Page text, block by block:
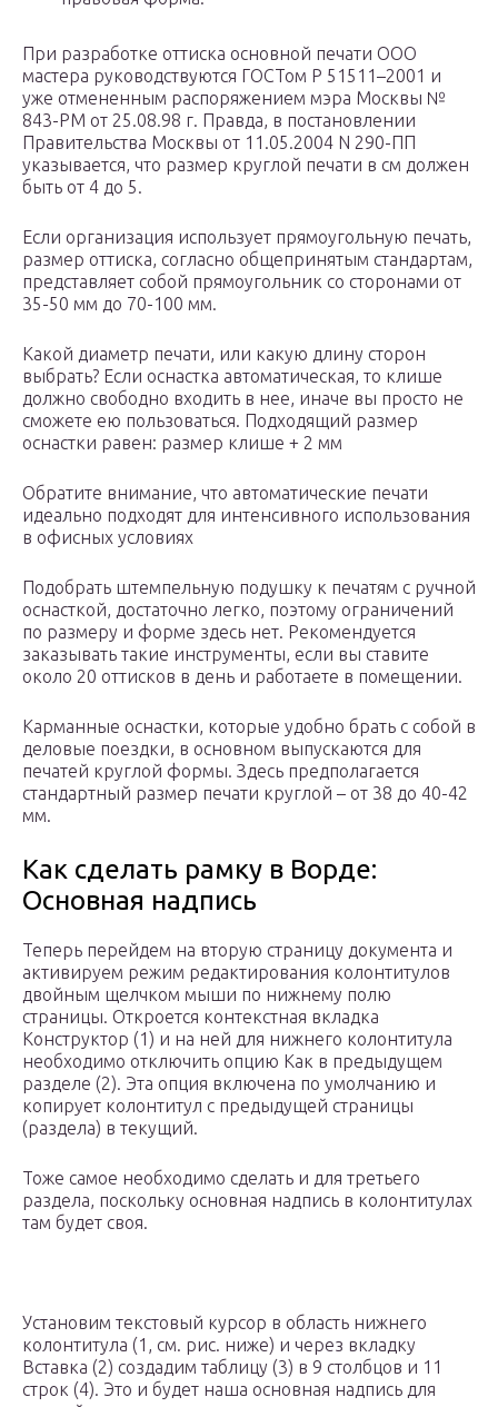
При разработке оттиска основной печати ООО
мастера руководствуются ГОСТом Р 51511–2001 и
уже отмененным распоряжением мэра Москвы №
843-РМ от 25.08.98 г. Правда, в постановлении
Правительства Москвы от 11.05.2004 N 290-ПП
указывается, что размер круглой печати в см должен
быть от 4 до 5.
Если организация использует прямоугольную печать,
размер оттиска, согласно общепринятым стандартам,
представляет собой прямоугольник со сторонами от
35-50 мм до 70-100 мм.
Какой диаметр печати, или какую длину сторон
выбрать? Если оснастка автоматическая, то клише
должно свободно входить в нее, иначе вы просто не
сможете ею пользоваться. Подходящий размер
оснастки равен: размер клише + 2 мм
Обратите внимание, что автоматические печати
идеально подходят для интенсивного использования
в офисных условиях
Подобрать штемпельную подушку к печатям с ручной
оснасткой, достаточно легко, поэтому ограничений
по размеру и форме здесь нет. Рекомендуется
заказывать такие инструменты, если вы ставите
около 20 оттисков в день и работаете в помещении.
Карманные оснастки, которые удобно брать с собой в
деловые поездки, в основном выпускаются для
печатей круглой формы. Здесь предполагается
стандартный размер печати круглой – от 38 до 40-42
мм.
Как сделать рамку в Ворде:
Основная надпись
Теперь перейдем на вторую страницу документа и
активируем режим редактирования колонтитулов
двойным щелчком мыши по нижнему полю
страницы. Откроется контекстная вкладка
Конструктор (1) и на ней для нижнего колонтитула
необходимо отключить опцию Как в предыдущем
разделе (2). Эта опция включена по умолчанию и
копирует колонтитул с предыдущей страницы
(раздела) в текущий.
Тоже самое необходимо сделать и для третьего
раздела, поскольку основная надпись в колонтитулах
там будет своя.
Установим текстовый курсор в область нижнего
колонтитула (1, см. рис. ниже) и через вкладку
Вставка (2) создадим таблицу (3) в 9 столбцов и 11
строк (4). Это и будет наша основная надпись для